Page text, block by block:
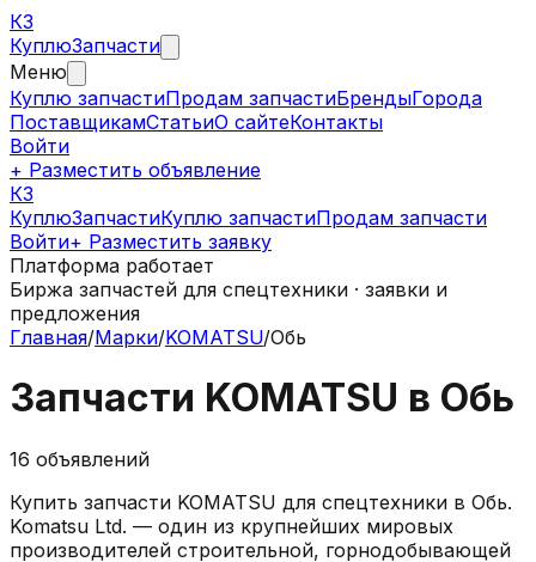
КЗ
КуплюЗапчасти
Меню
Куплю запчастиПродам запчастиБрендыГорода
ПоставщикамСтатьиО сайтеКонтакты
Войти
+ Разместить объявление
КЗ
КуплюЗапчастиКуплю запчастиПродам запчасти
Войти+ Разместить заявку
Платформа работает
Биржа запчастей для спецтехники · заявки и
предложения
Главная/Марки/KOMATSU/Обь
Запчасти KOMATSU в Обь
16 объявлений
Купить запчасти KOMATSU для спецтехники в Обь.
Komatsu Ltd. — один из крупнейших мировых
производителей строительной, горнодобывающей